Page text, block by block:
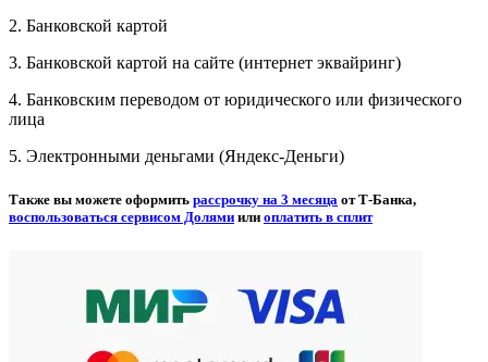
2. Банковской картой
3. Банковской картой на сайте (интернет эквайринг)
4. Банковским переводом от юридического или физического
лица
5. Электронными деньгами (Яндекс-Деньги)
Также вы можете оформить рассрочку на 3 месяца от Т-Банка,
воспользоваться сервисом Долями или оплатить в сплит